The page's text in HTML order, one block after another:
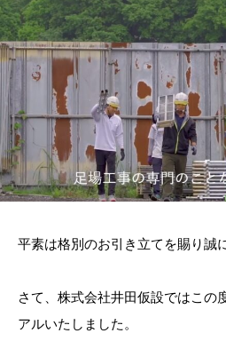
平素は格別のお引き立てを賜り誠
さて、株式会社井田仮設ではこの
アルいたしました。